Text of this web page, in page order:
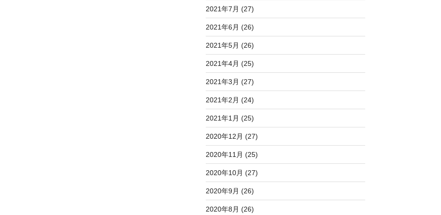
2021年7月 (27)
2021年6月 (26)
2021年5月 (26)
2021年4月 (25)
2021年3月 (27)
2021年2月 (24)
2021年1月 (25)
2020年12月 (27)
2020年11月 (25)
2020年10月 (27)
2020年9月 (26)
2020年8月 (26)